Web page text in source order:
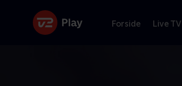
Forside Live TV